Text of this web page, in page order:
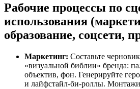
Рабочие процессы по
использования
образование, соцсети,
Маркетинг: Составьте
«визуальной библии» бренда:
объектив, фон. Генерируйте
и лайфстайл-би-роллы.